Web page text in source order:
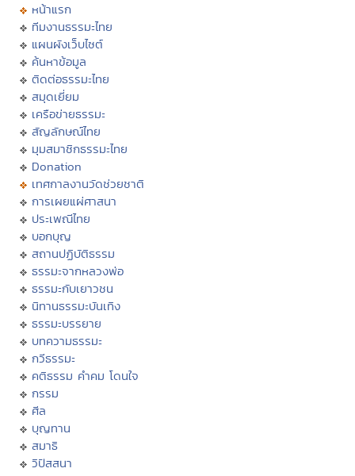
หน้าแรก
ทีมงานธรรมะไทย
แผนผังเว็บไซต์
ค้นหาข้อมูล
ติดต่อธรรมะไทย
สมุดเยี่ยม
เครือข่ายธรรมะ
สัญลักษณ์ไทย
มุมสมาชิกธรรมะไทย
Donation
เทศกาลงานวัดช่วยชาติ
การเผยแผ่ศาสนา
ประเพณีไทย
บอกบุญ
สถานปฏิบัติธรรม
ธรรมะจากหลวงพ่อ
ธรรมะกับเยาวชน
นิทานธรรมะบันเทิง
ธรรมะบรรยาย
บทความธรรมะ
กวีธรรมะ
คติธรรม คำคม โดนใจ
กรรม
ศีล
บุญทาน
สมาธิ
วิปัสสนา